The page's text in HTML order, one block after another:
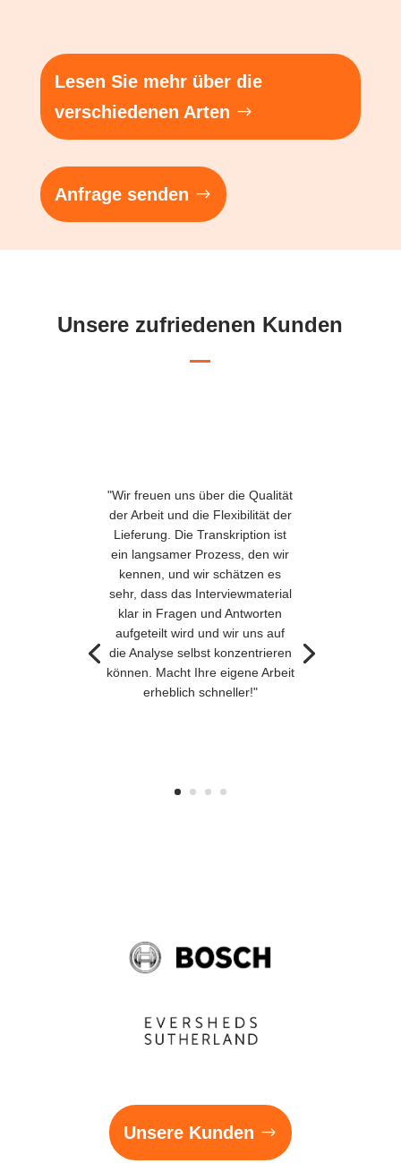
Lesen Sie mehr über die
verschiedenen Arten
Anfrage senden
Unsere zufriedenen Kunden
"Wir freuen uns über die Qualität
der Arbeit und die Flexibilität der
Lieferung. Die Transkription ist
ein langsamer Prozess, den wir
kennen, und wir schätzen es
sehr, dass das Interviewmaterial
klar in Fragen und Antworten
aufgeteilt wird und wir uns auf
die Analyse selbst konzentrieren
können. Macht Ihre eigene Arbeit
erheblich schneller!"
Unsere Kunden